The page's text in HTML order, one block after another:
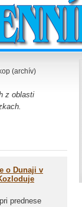
(archív)
z oblasti
o Dunaji v
prednese